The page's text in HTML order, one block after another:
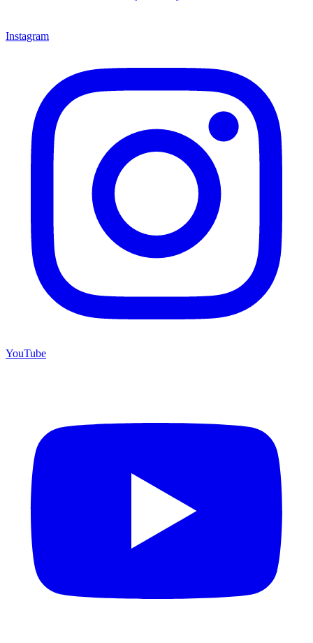
Instagram
YouTube